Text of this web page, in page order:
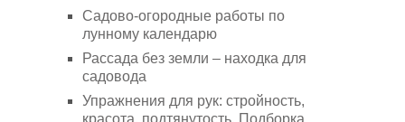
Садово-огородные работы по
лунному календарю
Рассада без земли – находка для
садовода
Упражнения для рук: стройность,
красота, подтянутость. Подборка